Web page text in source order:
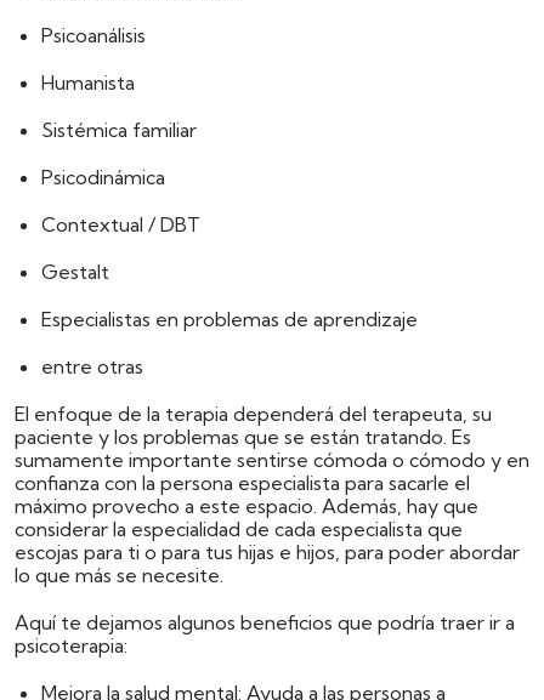
Psicoanálisis
Humanista
Sistémica familiar
Psicodinámica
Contextual / DBT
Gestalt
Especialistas en problemas de aprendizaje
entre otras
El enfoque de la terapia dependerá del terapeuta, su
paciente y los problemas que se están tratando. Es
sumamente importante sentirse cómoda o cómodo y en
confianza con la persona especialista para sacarle el
máximo provecho a este espacio. Además, hay que
considerar la especialidad de cada especialista que
escojas para ti o para tus hijas e hijos, para poder abordar
lo que más se necesite.
Aquí te dejamos algunos beneficios que podría traer ir a
psicoterapia:
Mejora la salud mental: Ayuda a las personas a